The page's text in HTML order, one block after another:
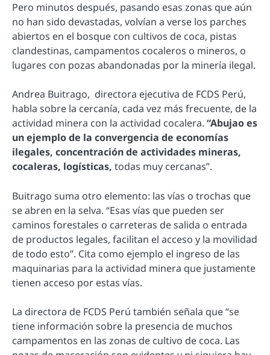
Pero minutos después, pasando esas zonas que aún
no han sido devastadas, volvían a verse los parches
abiertos en el bosque con cultivos de coca, pistas
clandestinas, campamentos cocaleros o mineros, o
lugares con pozas abandonadas por la minería ilegal.
Andrea Buitrago, directora ejecutiva de FCDS Perú,
habla sobre la cercanía, cada vez más frecuente, de la
actividad minera con la actividad cocalera. “Abujao es
un ejemplo de la convergencia de economías
ilegales, concentración de actividades mineras,
cocaleras, logísticas, todas muy cercanas”.
Buitrago suma otro elemento: las vías o trochas que
se abren en la selva. “Esas vías que pueden ser
caminos forestales o carreteras de salida o entrada
de productos legales, facilitan el acceso y la movilidad
de todo esto”. Cita como ejemplo el ingreso de las
maquinarias para la actividad minera que justamente
tienen acceso por estas vías.
La directora de FCDS Perú también señala que “se
tiene información sobre la presencia de muchos
campamentos en las zonas de cultivo de coca. Las